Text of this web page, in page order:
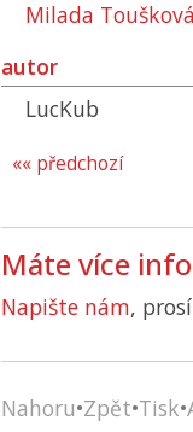
Milada Toušková
autor
LucKub
«« předchozí
Máte více
Napište nám,
Nahoru•Zpět•Tisk•